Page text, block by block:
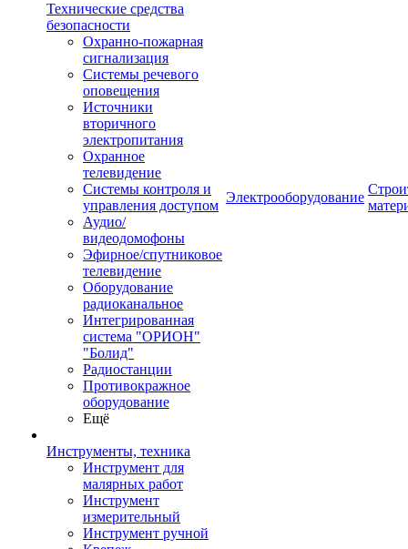
Технические средства
безопасности
Охранно-пожарная
сигнализация
Системы речевого
оповещения
Источники
вторичного
электропитания
Охранное
телевидение
Системы контроля и
управления доступом
Аудио/
видеодомофоны
Эфирное/спутниковое
телевидение
Оборудование
радиоканальное
Интегрированная
система "ОРИОН"
"Болид"
Радиостанции
Противокражное
оборудование
Ещё
Инструменты, техника
Инструмент для
малярных работ
Инструмент
измерительный
Инструмент ручной
Электрооборудование